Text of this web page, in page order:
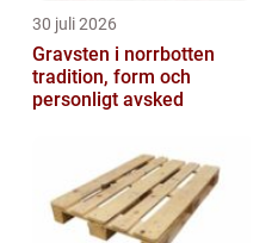
30 juli 2026
Gravsten i norrbotten
tradition, form och
personligt avsked